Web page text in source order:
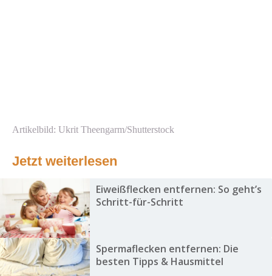
Artikelbild: Ukrit Theengarm/Shutterstock
Jetzt weiterlesen
Eiweißflecken entfernen: So geht’s
Schritt-für-Schritt
Spermaflecken entfernen: Die
besten Tipps & Hausmittel